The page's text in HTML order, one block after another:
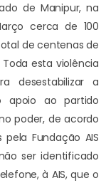
de Manipur, na
cerca de 100
de centenas de
esta violência
desestabilizar a
apoio ao partido
poder, de acordo
Fundação AIS
ser identificado
à AIS, que o